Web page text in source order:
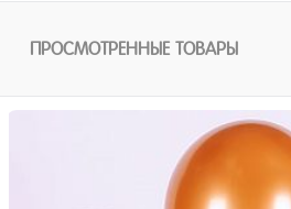
ПРОСМОТРЕННЫЕ ТОВАРЫ